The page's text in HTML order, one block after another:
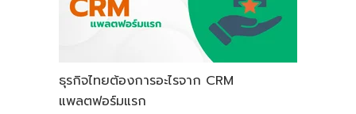
ธุรกิจไทยต้องการอะไรจาก CRM
แพลตฟอร์มแรก